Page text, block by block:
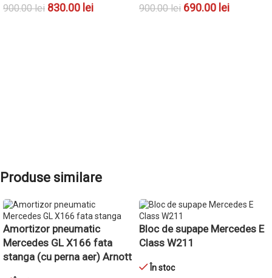
900.00lei 830.00 lei 900.00lei 690.00 lei
Produse similare
Amortizor pneumatic
Mercedes GL X166 fata
stanga (cu perna aer) Arnott
Bloc de supape Mercedes E
Class W211
În stoc